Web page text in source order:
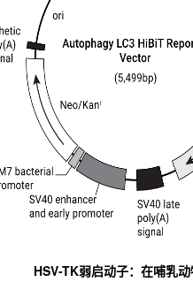
HSV-TK弱启动子：在哺乳